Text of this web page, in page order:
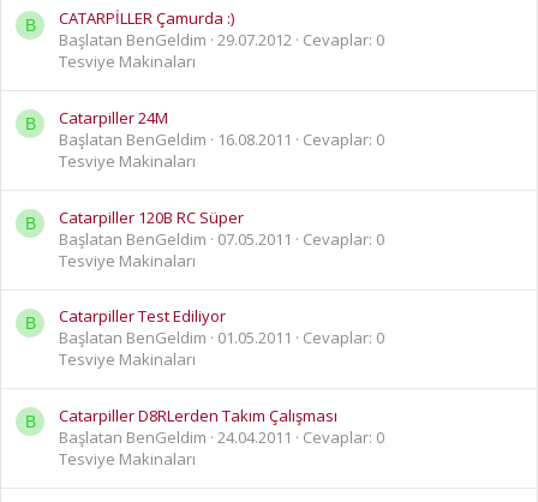
B
CATARPİLLER Çamurda :)
Başlatan BenGeldim 29.07.2012 Cevaplar: 0
Tesviye Makinaları
B
Catarpiller 24M
Başlatan BenGeldim
16.08.2011
Cevaplar: 0
Tesviye Makinaları
B
Catarpiller 120B RC Süper
Başlatan BenGeldim
07.05.2011
Cevaplar: 0
Tesviye Makinaları
B
Catarpiller Test Ediliyor
Başlatan BenGeldim
01.05.2011
Cevaplar: 0
Tesviye Makinaları
B
Catarpiller D8RLerden Takım Çalışması
Başlatan BenGeldim 24.04.2011
Cevaplar: 0
Tesviye Makinaları